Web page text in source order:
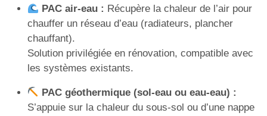
PAC air-eau : Récupère la chaleur de l’air pour
chauffer un réseau d’eau (radiateurs, plancher
chauffant).
Solution privilégiée en rénovation, compatible avec
les systèmes existants.
PAC géothermique (sol-eau ou eau-eau) :
S’appuie sur la chaleur du sous-sol ou d’une nappe